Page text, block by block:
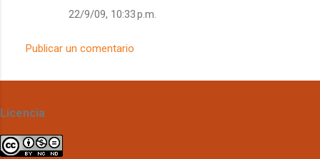
22/9/09, 10:33 p.m.
Publicar un comentario
Licencia